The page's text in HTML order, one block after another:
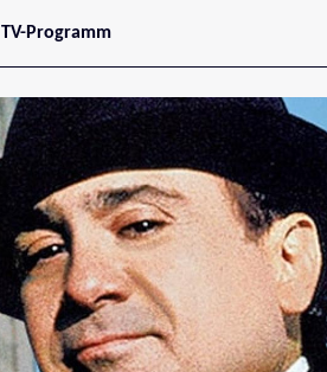
TV-Programm